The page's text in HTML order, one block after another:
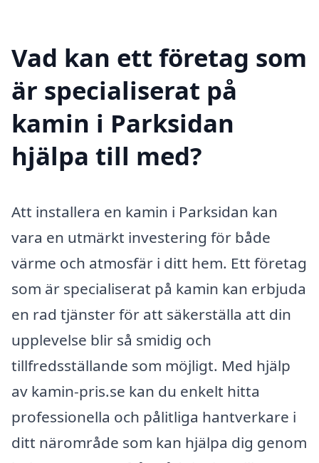
Vad kan ett företag som
är specialiserat på
kamin i Parksidan
hjälpa till med?
Att installera en kamin i Parksidan kan
vara en utmärkt investering för både
värme och atmosfär i ditt hem. Ett företag
som är specialiserat på kamin kan erbjuda
en rad tjänster för att säkerställa att din
upplevelse blir så smidig och
tillfredsställande som möjligt. Med hjälp
av kamin-pris.se kan du enkelt hitta
professionella och pålitliga hantverkare i
ditt närområde som kan hjälpa dig genom